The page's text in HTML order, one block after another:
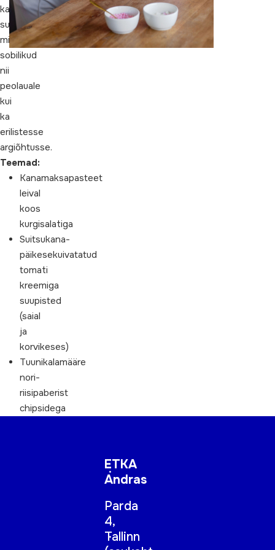
kaunid
suupisted,
mis
sobilikud
nii
peolauale
kui
ka
erilistesse
argiõhtusse.
Teemad:
Kanamaksapasteet
leival
koos
kurgisalatiga
Suitsukana-
päikesekuivatatud
tomati
kreemiga
suupisted
(saial
ja
korvikeses)
Tuunikalamääre
nori-
riisipaberist
chipsidega
toiduaineid
ja
retsepte)
ETKA
Andras
Parda
4,
Tallinn